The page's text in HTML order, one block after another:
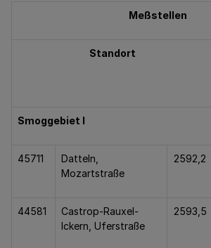
Meßstellen
Standort
Smoggebiet I
45711
Datteln,
Mozartstraße
2592,2
44581
Castrop-Rauxel-
Ickern, Uferstraße
2593,5